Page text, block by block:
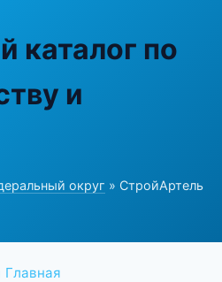
каталог по
и
округ » СтройАртель
Главная